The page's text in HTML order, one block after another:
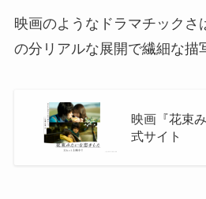
映画のようなドラマチックさ
の分リアルな展開で繊細な描
映画『花束
式サイト